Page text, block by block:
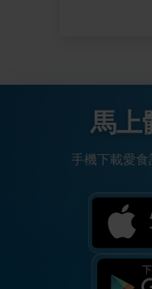
馬上
手機下載愛食